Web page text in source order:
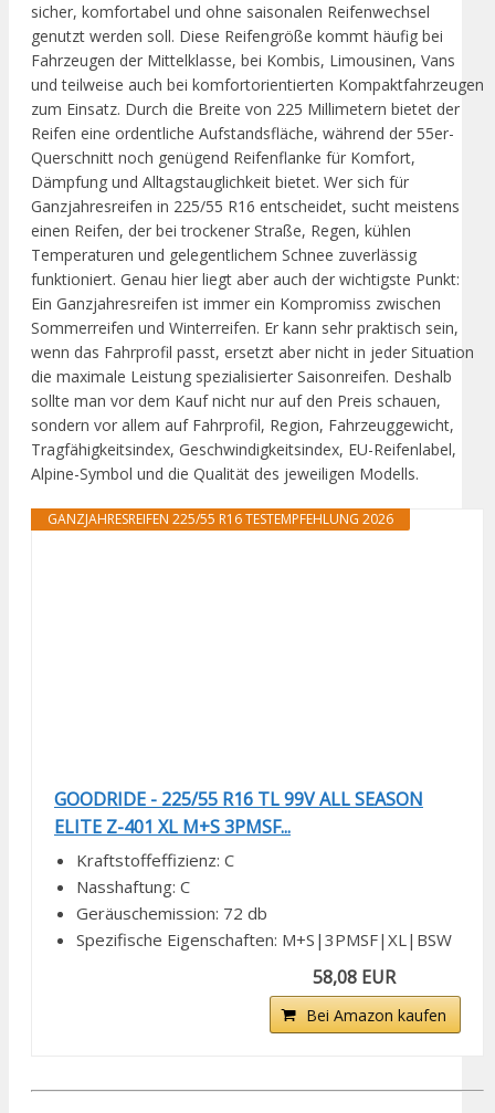
sicher, komfortabel und ohne saisonalen Reifenwechsel
genutzt werden soll. Diese Reifengröße kommt häufig bei
Fahrzeugen der Mittelklasse, bei Kombis, Limousinen, Vans
und teilweise auch bei komfortorientierten Kompaktfahrzeugen
zum Einsatz. Durch die Breite von 225 Millimetern bietet der
Reifen eine ordentliche Aufstandsfläche, während der 55er-
Querschnitt noch genügend Reifenflanke für Komfort,
Dämpfung und Alltagstauglichkeit bietet. Wer sich für
Ganzjahresreifen in 225/55 R16 entscheidet, sucht meistens
einen Reifen, der bei trockener Straße, Regen, kühlen
Temperaturen und gelegentlichem Schnee zuverlässig
funktioniert. Genau hier liegt aber auch der wichtigste Punkt:
Ein Ganzjahresreifen ist immer ein Kompromiss zwischen
Sommerreifen und Winterreifen. Er kann sehr praktisch sein,
wenn das Fahrprofil passt, ersetzt aber nicht in jeder Situation
die maximale Leistung spezialisierter Saisonreifen. Deshalb
sollte man vor dem Kauf nicht nur auf den Preis schauen,
sondern vor allem auf Fahrprofil, Region, Fahrzeuggewicht,
Tragfähigkeitsindex, Geschwindigkeitsindex, EU-Reifenlabel,
Alpine-Symbol und die Qualität des jeweiligen Modells.
GANZJAHRESREIFEN 225/55 R16 TESTEMPFEHLUNG 2026
GOODRIDE - 225/55 R16 TL 99V ALL SEASON
ELITE Z-401 XL M+S 3PMSF...
Kraftstoffeffizienz: C
Nasshaftung: C
Geräuschemission: 72 db
Spezifische Eigenschaften: M+S|3PMSF|XL|BSW
58,08 EUR
Bei Amazon kaufen